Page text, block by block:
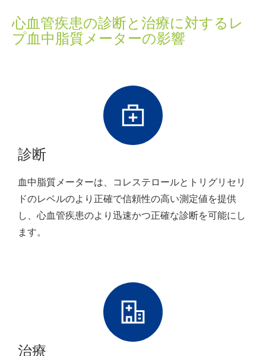
心血管疾患の診断と治療に対するレ
プ血中脂質メーターの影響
診断
血中脂質メーターは、コレステロールとトリグリセリ
ドのレベルのより正確で信頼性の高い測定値を提供
し、心血管疾患のより迅速かつ正確な診断を可能にし
ます。
治療